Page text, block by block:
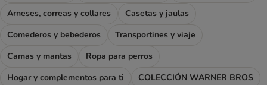
Arneses, correas y collares
Casetas y jaulas
Comederos y bebederos
Transportines y viaje
Camas y mantas
Ropa para perros
Hogar y complementos para ti
COLECCIÓN WARNER BROS